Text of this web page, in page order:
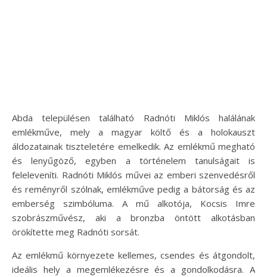
Abda településen található Radnóti Miklós halálának
emlékműve, mely a magyar költő és a holokauszt
áldozatainak tiszteletére emelkedik. Az emlékmű megható
és lenyűgöző, egyben a történelem tanulságait is
feleleveníti. Radnóti Miklós művei az emberi szenvedésről
és reményről szólnak, emlékműve pedig a bátorság és az
emberség szimbóluma. A mű alkotója, Kocsis Imre
szobrászművész, aki a bronzba öntött alkotásban
örökítette meg Radnóti sorsát.
Az emlékmű környezete kellemes, csendes és átgondolt,
ideális hely a megemlékezésre és a gondolkodásra. A